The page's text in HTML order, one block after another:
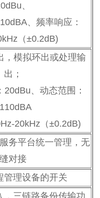
、
、频率响应：
（±0.2dB)
，模拟环出或处理输
出；
、动态范围：
20kHz（±0.2dB)
务平台统一管理，无
缝对接
管理设备的开关